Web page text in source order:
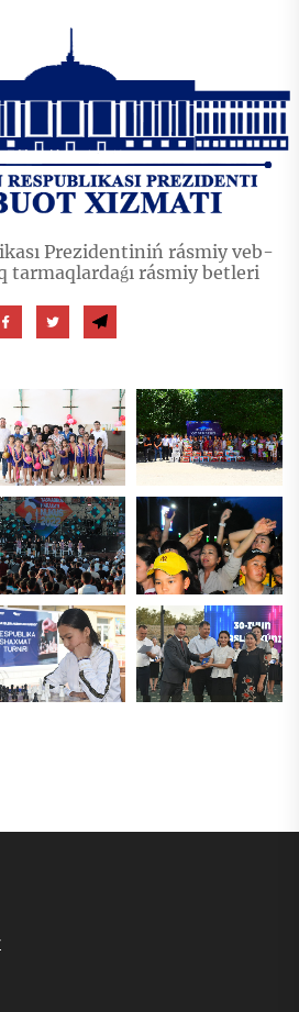
Prezidentiniń rásmiy veb-
tarmaqlardaǵı rásmiy betleri